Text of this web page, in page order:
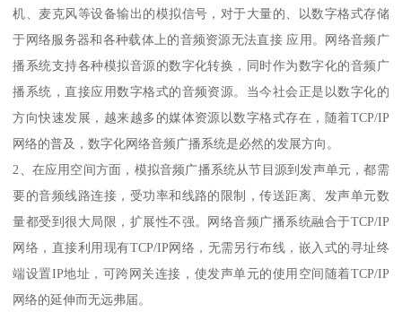
机、麦克风等设备输出的模拟信号，对于大量的、以数字格式存储
于网络服务器和各种载体上的音频资源无法直接 应用。网络音频广
播系统支持各种模拟音源的数字化转换，同时作为数字化的音频广
播系统，直接应用数字格式的音频资源。当今社会正是以数字化的
方向快速发展，越来越多的媒体资源以数字格式存在，随着TCP/IP
网络的普及，数字化网络音频广播系统是必然的发展方向。
2、在应用空间方面，模拟音频广播系统从节目源到发声单元，都需
要的音频线路连接，受功率和线路的限制，传送距离、发声单元数
量都受到很大局限，扩展性不强。网络音频广播系统融合于TCP/IP
网络，直接利用现有TCP/IP网络，无需另行布线，嵌入式的寻址终
端设置IP地址，可跨网关连接，使发声单元的使用空间随着TCP/IP
网络的延伸而无远弗届。